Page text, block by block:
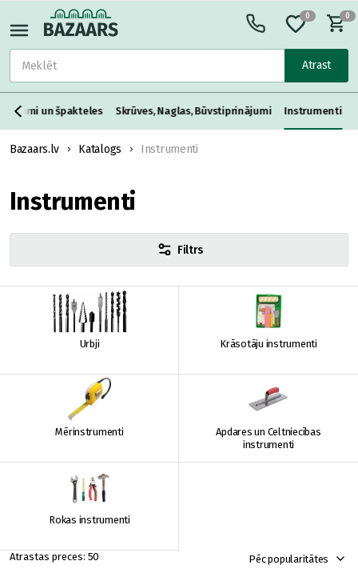
Atrast
0 0
un špakteles Skrūves, Naglas, Būvstiprinājumi Instrumenti
Bazaars.lv Katalogs Instrumenti
Instrumenti
Filtrs
Urbji Krāsotāju instrumenti
Mērinstrumenti
Apdares un Celtniecības
instrumenti
Rokas instrumenti
50 Pēc popularitātes